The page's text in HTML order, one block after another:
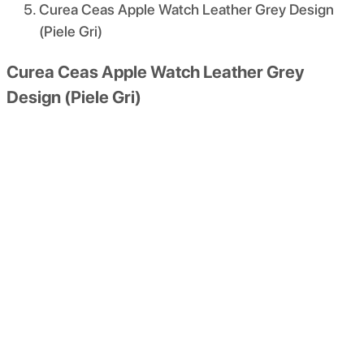
Curea Ceas Apple Watch Leather Grey Design
(Piele Gri)
Curea Ceas Apple Watch Leather Grey
Design (Piele Gri)